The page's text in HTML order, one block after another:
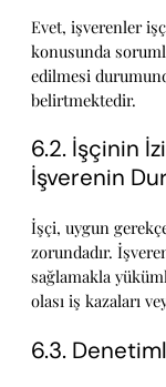
Evet, işverenler
konusunda
edilmesi
belirtmektedir.
6.2. İşçinin
İşverenin
İşçi, uygun
zorundadır.
sağlamakla
olası iş kazaları
6.3.